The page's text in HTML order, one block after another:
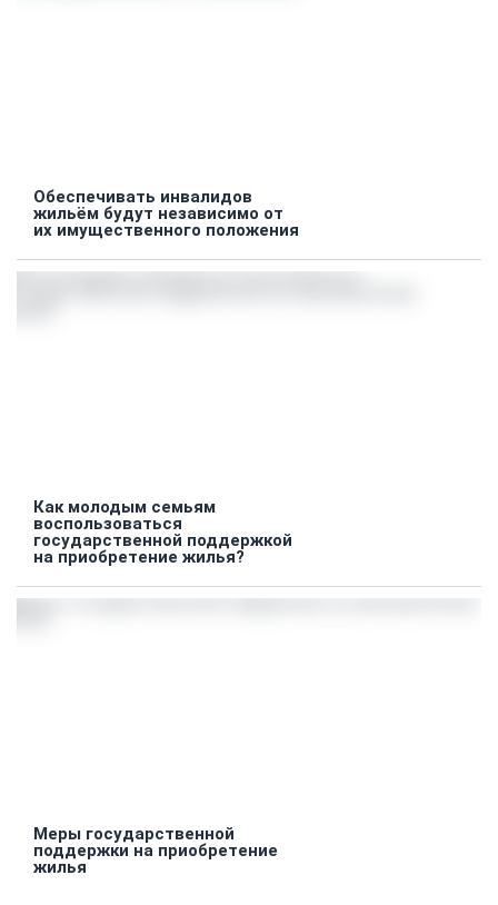
Обеспечивать инвалидов
жильём будут независимо от
их имущественного положения
Как молодым семьям
воспользоваться
государственной поддержкой
на приобретение жилья?
Меры государственной
поддержки на приобретение
жилья